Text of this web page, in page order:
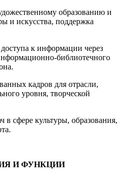
образованию и
и искусства, поддержка
к информации через
библиотечного
кадров для отрасли,
уровня, творческой
в сфере культуры, образования,
И ФУНКЦИИ